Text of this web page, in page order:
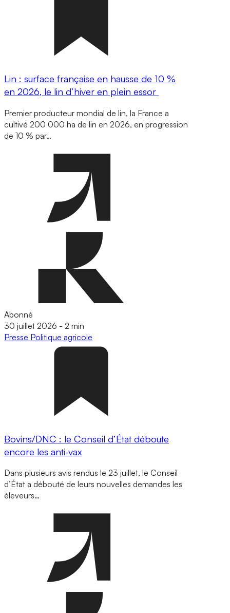
Lin : surface française en hausse de 10 %
en 2026, le lin d’hiver en plein essor
Premier producteur mondial de lin, la France a
cultivé 200 000 ha de lin en 2026, en progression
de 10 % par…
Abonné
30 juillet 2026 - 2 min
Presse Politique agricole
Bovins/DNC : le Conseil d’État déboute
encore les anti-vax
Dans plusieurs avis rendus le 23 juillet, le Conseil
d’État a débouté de leurs nouvelles demandes les
éleveurs…